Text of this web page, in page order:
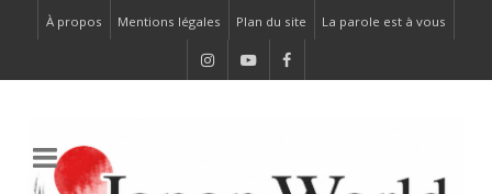
À propos Mentions légales Plan du site La parole est à vous